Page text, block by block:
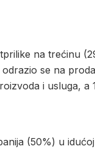
na trećinu
odrazio se na
i usluga, a
(50%) u